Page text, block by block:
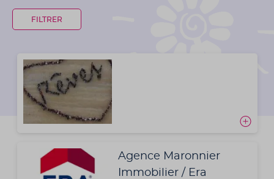
Agence Maronnier
Immobilier / Era